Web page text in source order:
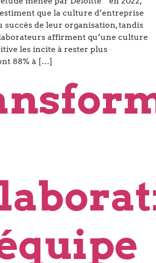
que la culture d’entreprise
succès de leur organisation, tandis
affirment qu’une culture
les incite à rester plus
88% à […]